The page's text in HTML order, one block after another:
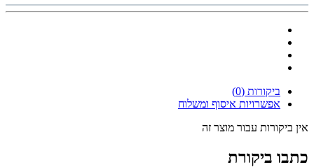
ביקורות (0)
אפשרויות איסוף ומשלוח
אין ביקורות עבור מוצר זה
כתבו ביקורת